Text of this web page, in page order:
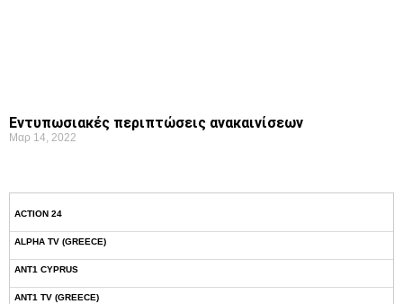
Εντυπωσιακές περιπτώσεις ανακαινίσεων
Μαρ 14, 2022
ACTION 24
ALPHA TV (GREECE)
ANT1 CYPRUS
ANT1 TV (GREECE)